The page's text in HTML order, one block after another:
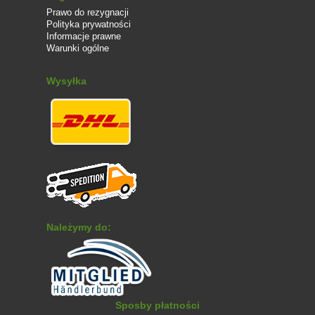
one rozmnażać tak szybko.
● Dzięki ogrodzeniu przeciw ślimakom,
znacznie mniej ślimaków trzeba będzie mozolnie
● Wysokiej jakości metalowy płotek pełni
również funkcję poręcznego obrzeża grządek.
Ślimaki we własnym ogrodzie
Zupełnie wolny od ślimaków ogród nie istnieje w praktyce.
W zasadzie nie jest to nic złego. W końcu ślimaki są
ważną częścią przyrody, która służy jako źródło
pożywienia dla ptaków, jeży i różnych owadów, a
właściciele ogrodów po prostu muszą z nimi żyć do
Jednakże, jeśli ślimaki wymkną się spod kontroli, mogą
okazać się prawdziwym utrapieniem bez odpowiednich
środków ochronnych, takich jak płoty przeciw ślimakom.
W szczególności często pojawiają się w dużych ilościach
w ciemnych i wilgotnych warunkach, a następnie wolą jeść
Prawo do rezygnacji
Polityka prywatności
Informacje prawne
Warunki ogólne
Wysyłka
Należymy do:
Sposby płatności